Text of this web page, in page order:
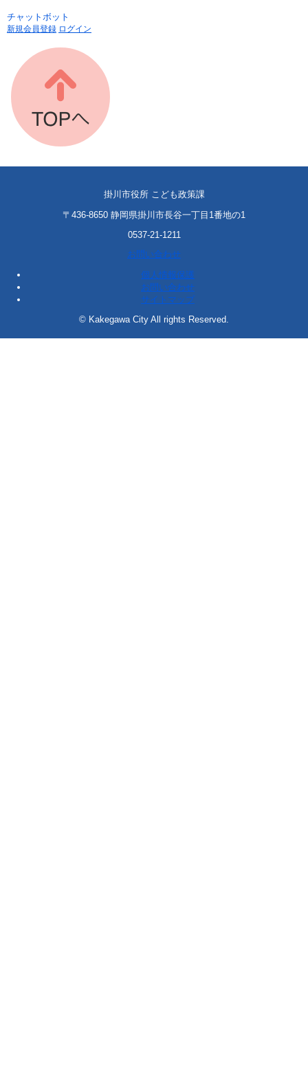
チャットボット
新規会員登録 ログイン
掛川市役所 こども政策課
〒436-8650 静岡県掛川市長谷一丁目1番地の1
0537-21-1211
お問い合わせ
個人情報保護
お問い合わせ
サイトマップ
© Kakegawa City All rights Reserved.